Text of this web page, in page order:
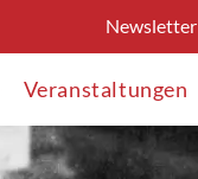
Newsletter
Veranstaltungen